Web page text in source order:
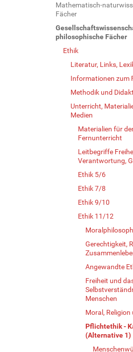
Mathematisch-
Fächer
philosophische Fächer
Ethik
Literatur, Links,
Informationen zum
Methodik und
Unterricht,
Medien
Materialien für
Fernunterricht
Leitbegriffe
Verantwortung,
Ethik 5/6
Ethik 7/8
Ethik 9/10
Ethik 11/12
Gerechtigkeit,
Angewandte
Freiheit und
Menschen
Moral, Religion
Pflichtethik -
(Alternative 1)